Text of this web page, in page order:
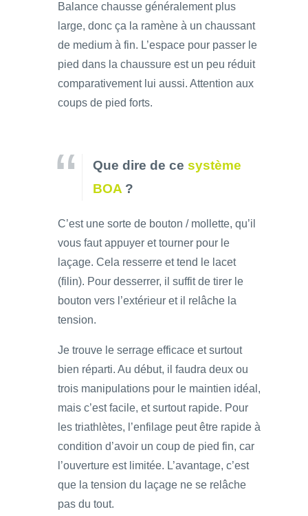
Balance chausse généralement plus
large, donc ça la ramène à un chaussant
de medium à fin. L’espace pour passer le
pied dans la chaussure est un peu réduit
comparativement lui aussi. Attention aux
coups de pied forts.
Que dire de ce système
BOA ?
C’est une sorte de bouton / mollette, qu’il
vous faut appuyer et tourner pour le
laçage. Cela resserre et tend le lacet
(filin). Pour desserrer, il suffit de tirer le
bouton vers l’extérieur et il relâche la
tension.
Je trouve le serrage efficace et surtout
bien réparti. Au début, il faudra deux ou
trois manipulations pour le maintien idéal,
mais c’est facile, et surtout rapide. Pour
les triathlètes, l’enfilage peut être rapide à
condition d’avoir un coup de pied fin, car
l’ouverture est limitée. L’avantage, c’est
que la tension du laçage ne se relâche
pas du tout.